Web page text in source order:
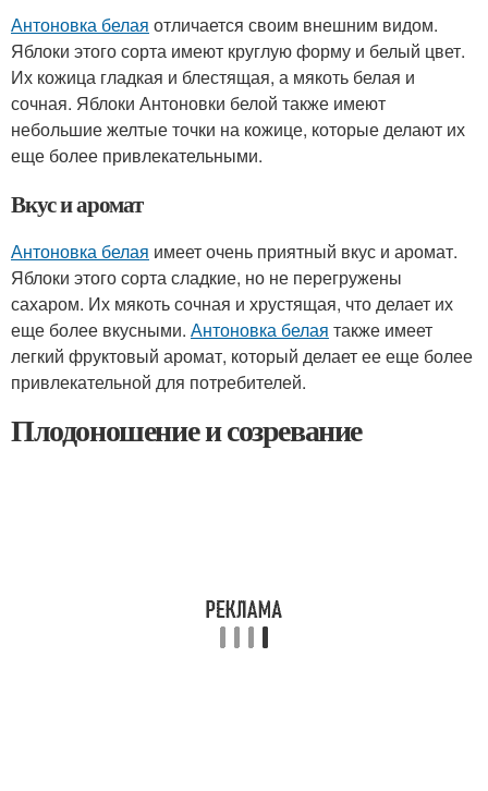
Антоновка белая отличается своим внешним видом.
Яблоки этого сорта имеют круглую форму и белый цвет.
Их кожица гладкая и блестящая, а мякоть белая и
сочная. Яблоки Антоновки белой также имеют
небольшие желтые точки на кожице, которые делают их
еще более привлекательными.
Вкус и аромат
Антоновка белая имеет очень приятный вкус и аромат.
Яблоки этого сорта сладкие, но не перегружены
сахаром. Их мякоть сочная и хрустящая, что делает их
еще более вкусными. Антоновка белая также имеет
легкий фруктовый аромат, который делает ее еще более
привлекательной для потребителей.
Плодоношение и созревание